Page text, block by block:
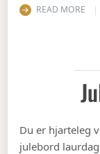
READ MORE
Du er hjarteleg
julebord